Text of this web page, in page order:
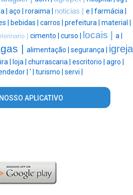
| aço | roraima | noticias | e | farmácia |
| bebidas | carros | prefeitura | material |
| cimento | curso | locais | a |
| alimentação | segurança | igreja
| loja | churrascaria | escritorio | agro |
| ' | turismo | servi |
APLICATIVO